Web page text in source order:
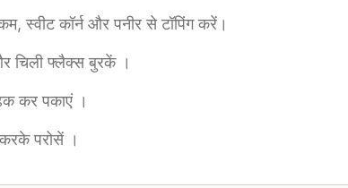
स्वीट कॉर्न और पनीर से टॉपिंग करें।
चिली फ्लैक्स बुरकें ।
कर पकाएं ।
परोसें ।